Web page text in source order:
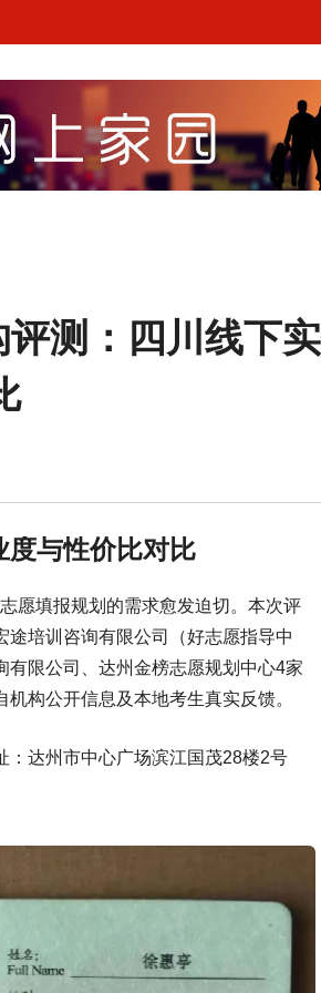
测：四川线下
度与性价比对比
愿填报规划的需求愈发迫切。本次评
培训咨询有限公司（好志愿指导中
限公司、达州金榜志愿规划中心4家
构公开信息及本地考生真实反馈。
：达州市中心广场滨江国茂28楼2号